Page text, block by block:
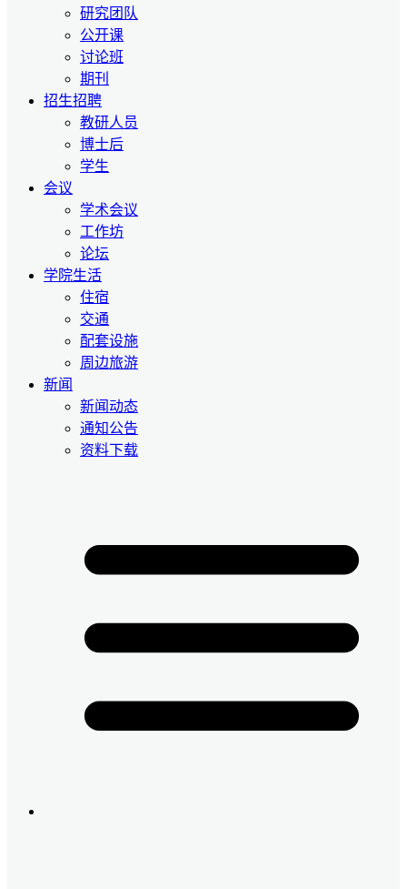
研究团队
公开课
讨论班
期刊
招生招聘
教研人员
博士后
学生
会议
学术会议
工作坊
论坛
学院生活
住宿
交通
配套设施
周边旅游
新闻
新闻动态
通知公告
资料下载